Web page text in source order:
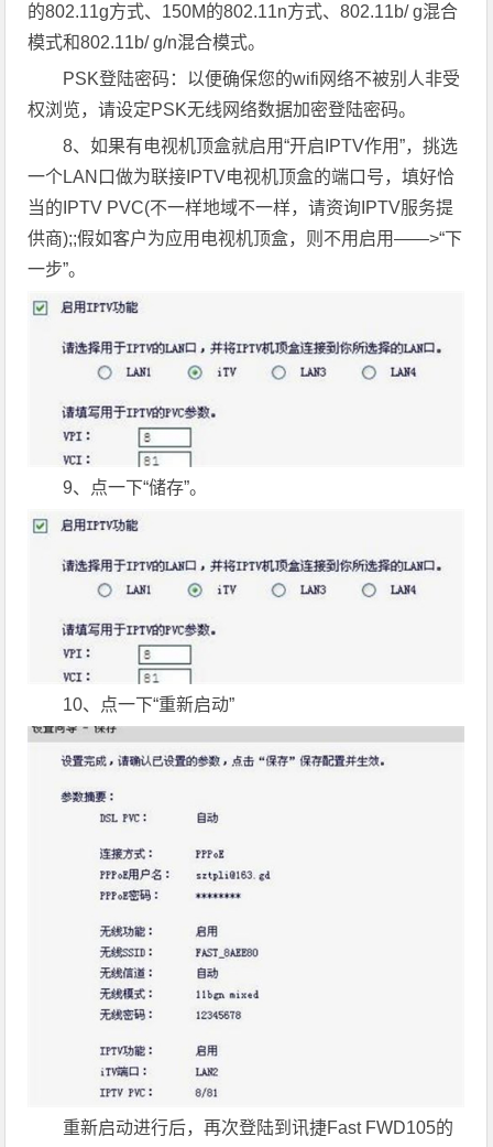
的802.11g方式、150M的802.11n方式、802.11b/ g混合
模式和802.11b/ g/n混合模式。
PSK登陆密码：以便确保您的wifi网络不被别人非受
权浏览，请设定PSK无线网络数据加密登陆密码。
8、如果有电视机顶盒就启用“开启IPTV作用”，挑选
一个LAN口做为联接IPTV电视机顶盒的端口号，填好恰
当的IPTV PVC(不一样地域不一样，请资询IPTV服务提
供商);;假如客户为应用电视机顶盒，则不用启用——>“下
一步”。
9、点一下“储存”。
10、点一下“重新启动”
重新启动进行后，再次登陆到讯捷Fast FWD105的